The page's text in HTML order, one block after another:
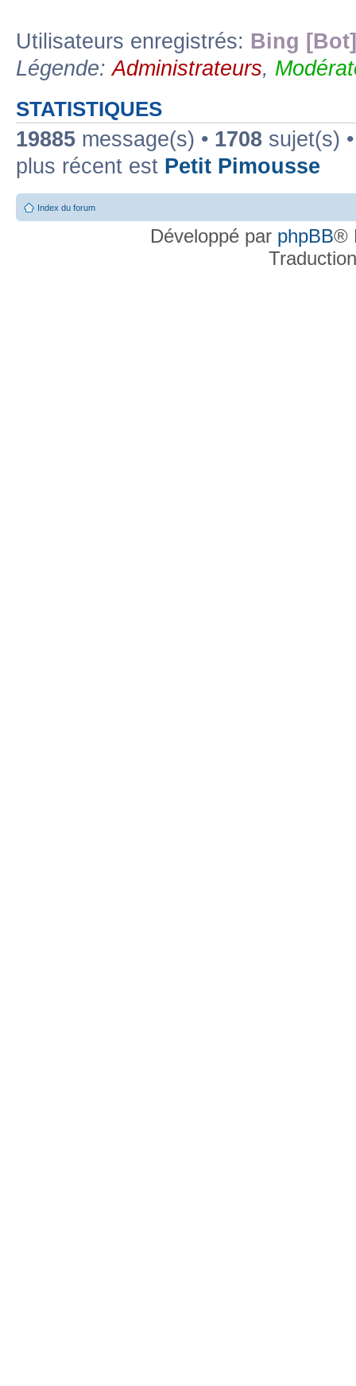
Utilisateurs enregistrés: Bing [Bot]
Légende:Administrateurs,
STATISTIQUES
19885 message(s) • 1708 sujet(s)
plus récent est Petit Pimousse
Index du forum
Développé par phpBB®